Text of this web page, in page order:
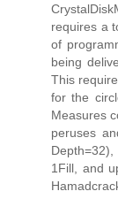
requires a
of
being
This
for the
Measures
peruses
1Fill, and